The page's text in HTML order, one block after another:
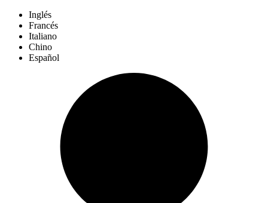
Inglés
Francés
Italiano
Chino
Español